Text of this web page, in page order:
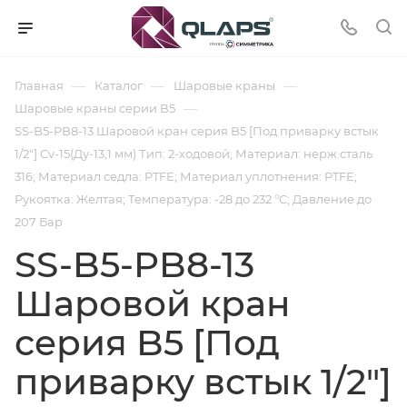
Главная — Каталог — Шаровые краны —
Шаровые краны серии В5 —
SS-B5-PB8-13 Шаровой кран серия B5 [Под приварку встык
1/2"] Cv-15(Ду-13,1 мм) Тип: 2-ходовой; Материал: нерж.сталь
316; Материал седла: PTFE; Материал уплотнения: PTFE;
Рукоятка: Желтая; Температура: -28 до 232 °C; Давление до
207 Бар
SS-B5-PB8-13
Шаровой кран
серия B5 [Под
приварку встык 1/2"]